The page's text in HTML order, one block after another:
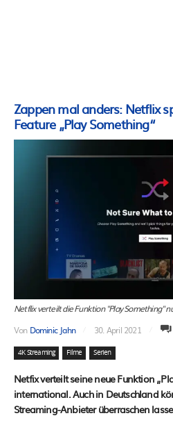
Zappen mal anders: Netflix
Feature „Play Something“
Netflix verteilt die Funktion "Play Something"
Von Dominic Jahn 30. April 2021
4K Streaming Filme Serien
Netfix verteilt seine neue Funktion
international. Auch in Deutschland
Streaming-Anbieter überraschen